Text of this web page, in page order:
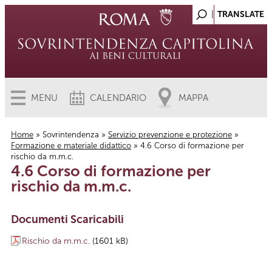
MENU CALENDARIO MAPPA
Tu sei qui
Home » Sovrintendenza » Servizio prevenzione e protezione »
Formazione e materiale didattico » 4.6 Corso di formazione per
rischio da m.m.c.
4.6 Corso di formazione per
rischio da m.m.c.
Documenti Scaricabili
Rischio da m.m.c. (1601 kB)